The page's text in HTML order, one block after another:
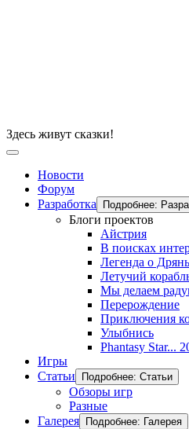
Здесь живут сказки!
Новости
Форум
Разработка
Подробнее:
Блоги проектов
Айстрия
В поисках
Легенда о
Летучий
Мы делаем
Перерождение
Приключения
Улыбнись
Phantasy Star...
Игры
Статьи
Подробнее: Статьи
Обзоры игр
Разные
Галерея
Подробнее: Галерея